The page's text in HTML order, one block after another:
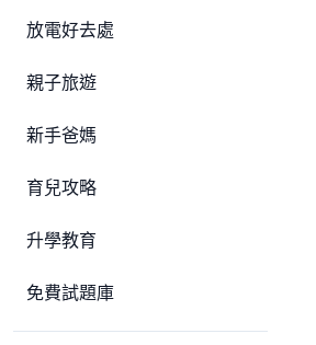
放電好去處
親子旅遊
新手爸媽
育兒攻略
升學教育
免費試題庫